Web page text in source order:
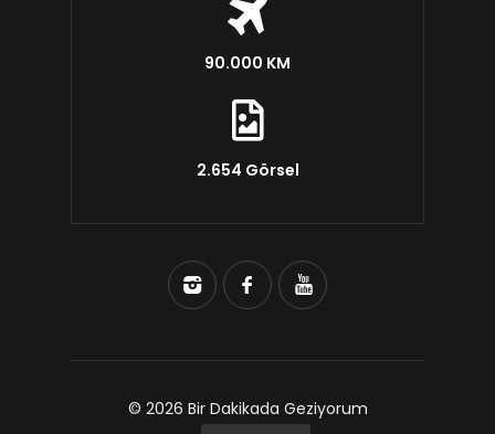
90.000 KM
2.654 Görsel
© 2026 Bir Dakikada Geziyorum